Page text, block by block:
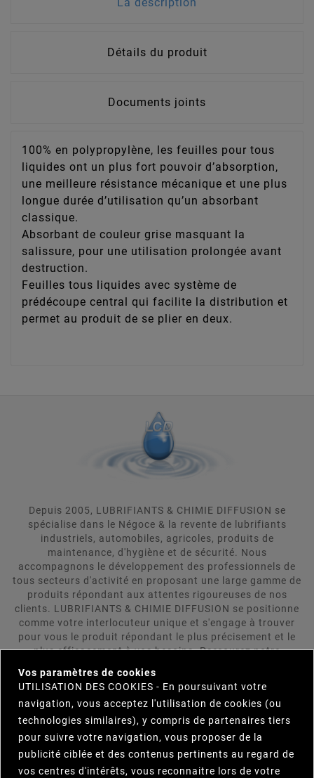
Détails du produit
Documents joints
100% en polypropylène, les feuilles pour tous
liquides ont un plus fort pouvoir d’absorption,
une meilleure résistance mécanique et une plus
longue durée d’utilisation qu’un absorbant
classique.
Absorbant de couleur grise masquant la
salissure, pour une utilisation prolongée avant
destruction.
Feuilles tous liquides avec système de
prédécoupe central qui facilite la distribution et
permet au produit de se plier en deux.
Depuis 2005, LUBRIFIANTS & CHIMIE DIFFUSION se
spécialise dans le Négoce & la revente de lubrifiants
industriels, automobiles, agricoles, produits de
maintenance, d'hygiène et de sécurité. Nous
accompagnons le développement des professionnels de
tous secteurs d'activité en proposant une large gamme de
produits répondant aux attentes rigoureuses de nos
clients. LUBRIFIANTS & CHIMIE DIFFUSION se positionne
comme votre interlocuteur unique et s'engage à trouver
pour vous le produit répondant le plus précisement et le
plus efficacement à vos besoins. Parcourez notre
INFORMATIONS
NOTRE SOCIÉTÉ 
Vos paramètres de cookies
UTILISATION DES COOKIES - En poursuivant votre
navigation, vous acceptez l'utilisation de cookies (ou
technologies similaires), y compris de partenaires tiers
pour suivre votre navigation, vous proposer de la
publicité ciblée et des contenus pertinents au regard de
vos centres d'intérêts, vous reconnaitre lors de votre